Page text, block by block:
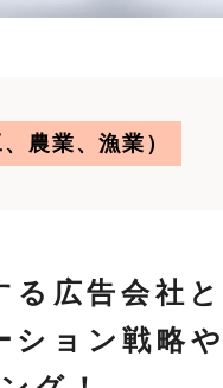
農業、漁業）
広告会社
ョン戦略